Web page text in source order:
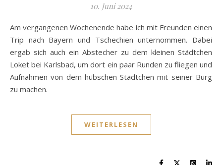
10. Juni 2024
Am vergangenen Wochenende habe ich mit Freunden einen
Trip nach Bayern und Tschechien unternommen. Dabei
ergab sich auch ein Abstecher zu dem kleinen Städtchen
Loket bei Karlsbad, um dort ein paar Runden zu fliegen und
Aufnahmen von dem hübschen Städtchen mit seiner Burg
zu machen.
WEITERLESEN